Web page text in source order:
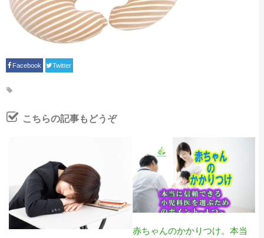
Facebook Twitter
こちらの記事もどうぞ
赤ちゃんのかかりつけ。本当